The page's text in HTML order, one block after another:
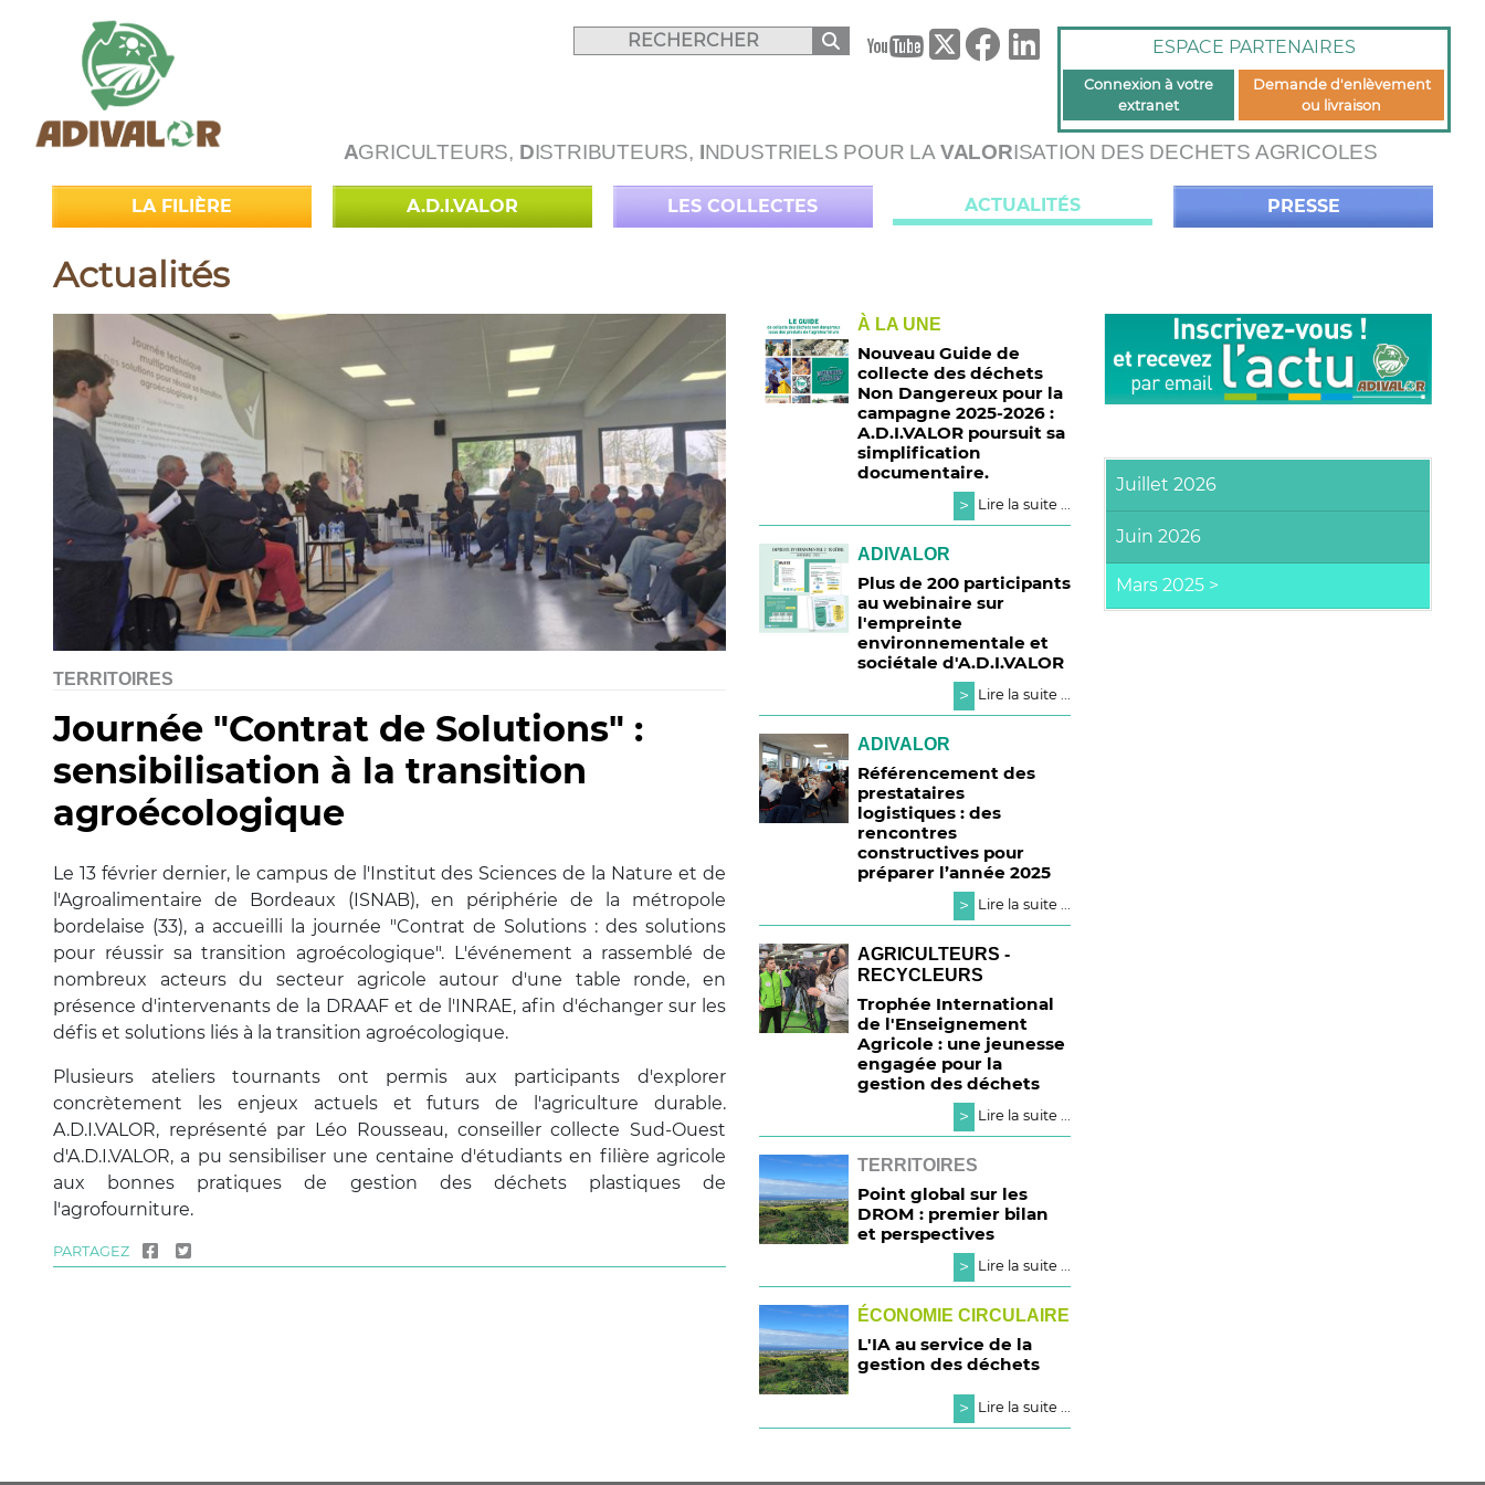
B ESPACE PARTENAIRES
Connexion à votre
extranet
Demande d'enlèvement
ou livraison
AGRICULTEURS, DISTRIBUTEURS, INDUSTRIELS POUR LA VALORISATION DES DECHETS AGRICOLES
LA FILIÈRE A.D.I.VALOR LES COLLECTES ACTUALITÉS PRESSE
Actualités
TERRITOIRES
Journée "Contrat de Solutions" :
sensibilisation à la transition
agroécologique
Le 13 février dernier, le campus de l'Institut des Sciences de la Nature et de
l'Agroalimentaire de Bordeaux (ISNAB), en périphérie de la métropole
bordelaise (33), a accueilli la journée "Contrat de Solutions : des solutions
pour réussir sa transition agroécologique". L'événement a rassemblé de
nombreux acteurs du secteur agricole autour d'une table ronde, en
présence d'intervenants de la DRAAF et de l'INRAE, afin d'échanger sur les
défis et solutions liés à la transition agroécologique.
Plusieurs ateliers tournants ont permis aux participants d'explorer
concrètement les enjeux actuels et futurs de l'agriculture durable.
A.D.I.VALOR, représenté par Léo Rousseau, conseiller collecte Sud-Ouest
d'A.D.I.VALOR, a pu sensibiliser une centaine d'étudiants en filière agricole
aux bonnes pratiques de gestion des déchets plastiques de
l'agrofourniture.
PARTAGEZ
À LA UNE
Nouveau Guide de
collecte des déchets
Non Dangereux pour la
campagne 2025-2026 :
A.D.I.VALOR poursuit sa
simplification
documentaire.
>
Lire la suite ...
ADIVALOR
Plus de 200 participants
au webinaire sur
l'empreinte
environnementale et
sociétale d'A.D.I.VALOR
>
Lire la suite ...
ADIVALOR
Référencement des
prestataires
logistiques : des
rencontres
constructives pour
préparer l’année 2025
>
Lire la suite ...
AGRICULTEURS -
RECYCLEURS
Trophée International
de l'Enseignement
Agricole : une jeunesse
engagée pour la
gestion des déchets
>
Lire la suite ...
TERRITOIRES
Point global sur les
DROM : premier bilan
et perspectives
>
Lire la suite ...
ÉCONOMIE CIRCULAIRE
L'IA au service de la
gestion des déchets
> Lire la suite ...
Juillet 2026
Juin 2026